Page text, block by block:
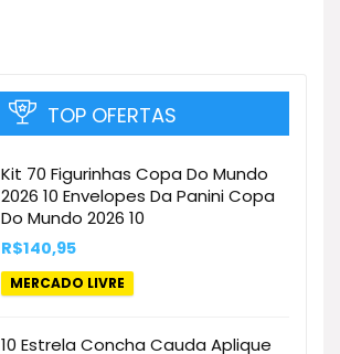
TOP OFERTAS
Kit 70 Figurinhas Copa Do Mundo
2026 10 Envelopes Da Panini Copa
Do Mundo 2026 10
R$140,95
MERCADO LIVRE
10 Estrela Concha Cauda Aplique